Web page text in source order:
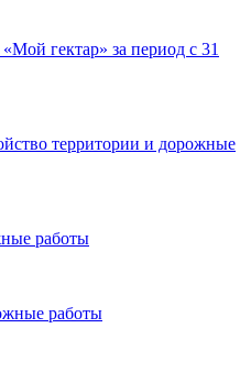
гектар» за период с 31
территории и дорожные
работы
работы